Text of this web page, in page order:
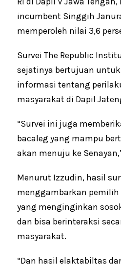
incumbent Singgih
memperoleh nilai 3,6
Survei The Republic
sejatinya bertujuan
informasi tentang
masyarakat di Dapil
“Survei ini juga
bacaleg yang mampu
akan menuju ke
Menurut Izzudin, hasil
menggambarkan pemilih
yang menginginkan
dan bisa berinteraksi
masyarakat.
“Dan hasil elaktabiltas